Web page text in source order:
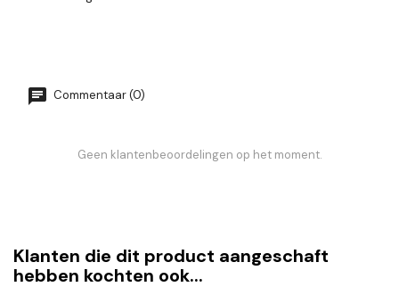
Commentaar (0)
Geen klantenbeoordelingen op het moment.
Klanten die dit product aangeschaft
hebben kochten ook...